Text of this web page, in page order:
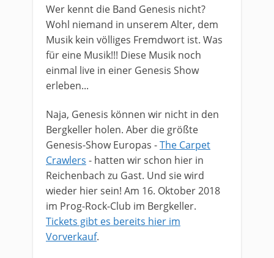
Wer kennt die Band Genesis nicht?
Wohl niemand in unserem Alter, dem
Musik kein völliges Fremdwort ist. Was
für eine Musik!!! Diese Musik noch
einmal live in einer Genesis Show
erleben...
​Naja, Genesis können wir nicht in den
Bergkeller holen. Aber die größte
Genesis-Show Europas -The Carpet
Crawlers - hatten wir schon hier in
Reichenbach zu Gast. Und sie wird
wieder hier sein! Am 16. Oktober 2018
im Prog-Rock-Club im Bergkeller.
Tickets gibt es bereits hier im
Vorverkauf.